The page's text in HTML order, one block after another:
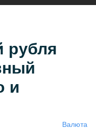
рубля
и
Валюта